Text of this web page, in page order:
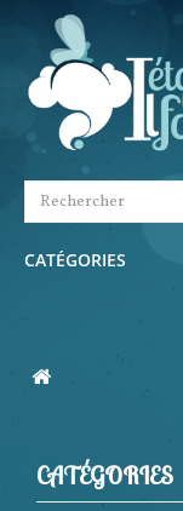
CATÉGORIES
CATÉGORIES